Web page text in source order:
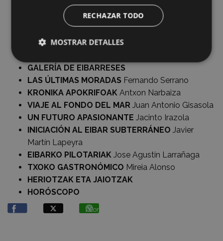
CRÓNICAS DE UN TECNÓLOGO EIBARRÉS
Luis Ibarlucea
EL ARTE DE SER MI MEJOR YO
GALERÍA DE EIBARRESES
LAS ÚLTIMAS MORADAS Fernando Serrano
KRONIKA APOKRIFOAK Antxon Narbaiza
VIAJE AL FONDO DEL MAR Juan Antonio Gisasola
UN FUTURO APASIONANTE Jacinto Irazola
INICIACIÓN AL EIBAR SUBTERRÁNEO Javier
Martín Lapeyra
EIBARKO PILOTARIAK Jose Agustin Larrañaga
TXOKO GASTRONÓMICO Mireia Alonso
HERIOTZAK ETA JAIOTZAK
HORÓSCOPO
Compartir
RECHAZAR TODO
MOSTRAR DETALLES